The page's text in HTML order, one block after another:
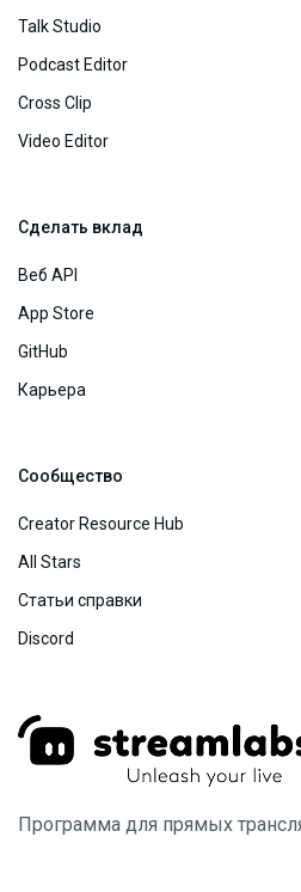
Программа для прямых
Talk Studio
Podcast Editor
Cross Clip
Video Editor
Сделать вклад
Веб API
App Store
GitHub
Карьера
Сообщество
Creator Resource Hub
All Stars
Статьи справки
Discord